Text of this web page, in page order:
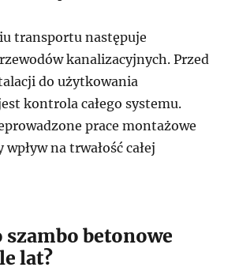
transportu następuje
kanalizacyjnych. Przed
do użytkowania
kontrola całego systemu.
prace montażowe
na trwałość całej
szambo betonowe
lat?